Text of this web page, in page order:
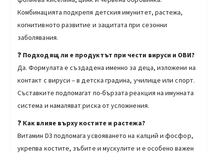
Комбинацията подкрепя детския имунитет, растежа,
когнитивното развитие и защитата при сезонни
заболявания.
❓ Подходящ ли е продуктът при чести вируси и ОВИ?
Да. Формулата е създадена именно за деца, изложени на
контакт с вируси – в детска градина, училище или спорт.
Съставките подпомагат по-бързата реакция на имунната
система и намаляват риска от усложнения.
❓ Как влияе върху костите и растежа?
Витамин D3 подпомага усвояването на калций и фосфор,
укрепва костите, зъбите и мускулите и е особено важен